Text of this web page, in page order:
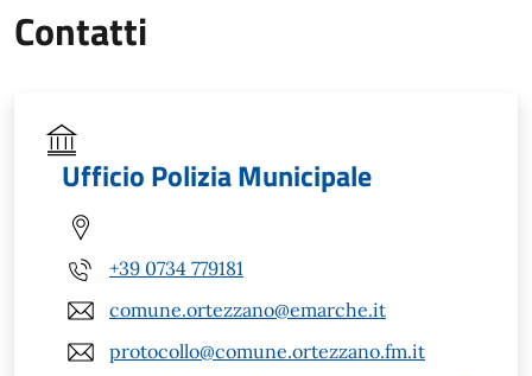
Contatti
Ufficio Polizia Municipale
+39 0734 779181
comune.ortezzano@emarche.it
protocollo@comune.ortezzano.fm.it